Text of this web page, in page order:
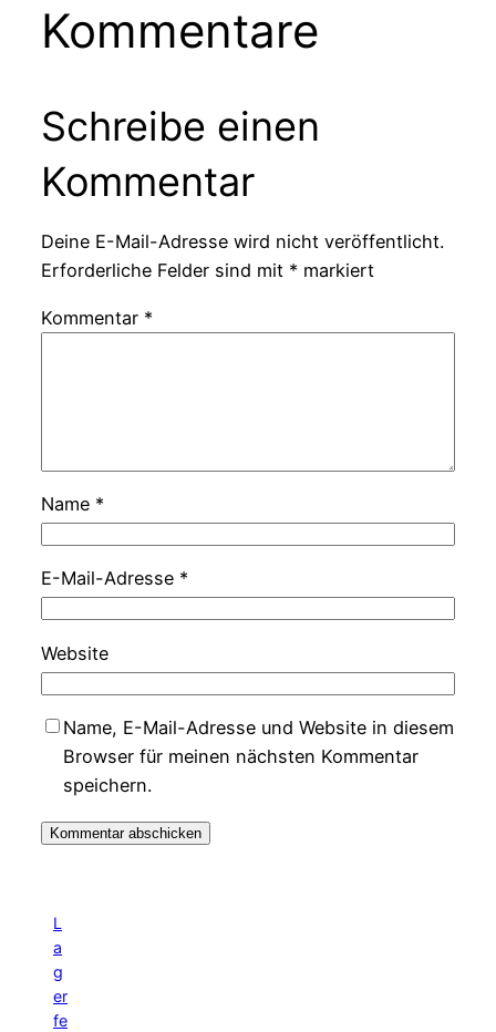
Kommentare
Schreibe einen
Kommentar
Deine E-Mail-Adresse wird nicht veröffentlicht.
Erforderliche Felder sind mit * markiert
Kommentar *
Name *
E-Mail-Adresse *
Website
Name, E-Mail-Adresse und Website in diesem
Browser für meinen nächsten Kommentar
speichern.
L
a
g
er
fe